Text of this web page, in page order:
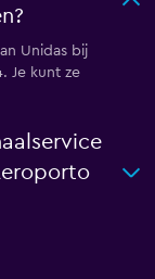
Unidas bij
Je kunt ze